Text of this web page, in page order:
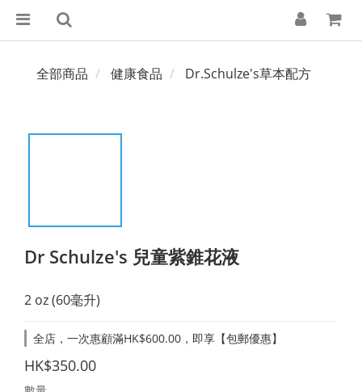
全部商品 健康食品 Dr.Schulze's草本配方
Dr Schulze's 兒童紫錐花液
2 oz (60毫升)
全店，一次惠顧滿HK$600.00，即享【包郵優惠】
HK$350.00